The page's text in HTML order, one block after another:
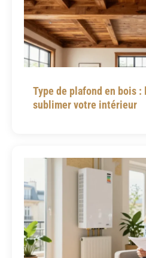
Type de plafond en bois
sublimer votre intérieur